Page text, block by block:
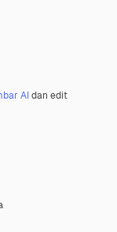
AIdan edit